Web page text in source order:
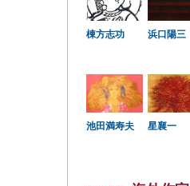
棟方志功 浜口陽三
池田満寿夫 星襄一